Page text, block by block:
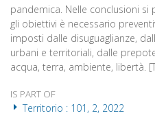
pandemica. Nelle conclusioni si
gli obiettivi è necessario
imposti dalle disuguaglianze,
urbani e territoriali, dalle
acqua, terra, ambiente, libertà.
IS PART OF
Territorio : 101, 2, 2022